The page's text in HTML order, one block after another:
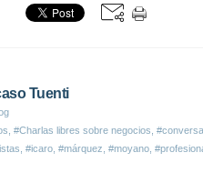
Tuenti
#Charlas libres sobre negocios
#icaro #márquez #moyano